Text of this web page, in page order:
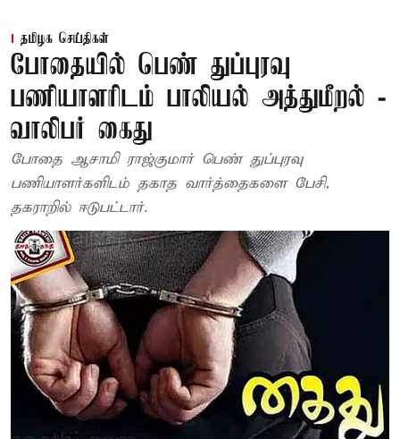
தமிழக செய்திகள்
போதையில் பெண் துப்புரவு
பணியாளரிடம் பாலியல் அத்துமீறல் -
வாலிபர் கைது
போதை ஆசாமி ராஜ்குமார் பெண் துப்புரவு
பணியாளர்களிடம் தகாத வார்த்தைகளை பேசி,
தகராறில் ஈடுபட்டார்.